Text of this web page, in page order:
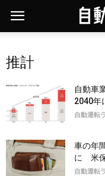
推計
自動車
2040年
自動運転
車の年
に 米
自動運転